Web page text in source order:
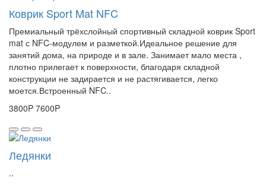
Коврик Sport Mat NFC
Премиальный трёхслойный спортивный складной коврик Sport
mat с NFC-модулем и разметкой.Идеальное решение для
занятий дома, на природе и в зале. Занимает мало места ,
плотно прилегает к поверхности, благодаря складной
конструкции не задирается и не растягивается, легко
моется.Встроенный NFC..
3800P 7600P
Ледянки
..